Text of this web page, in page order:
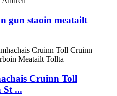
gun staoin meatailt
Cruinn Toll
...